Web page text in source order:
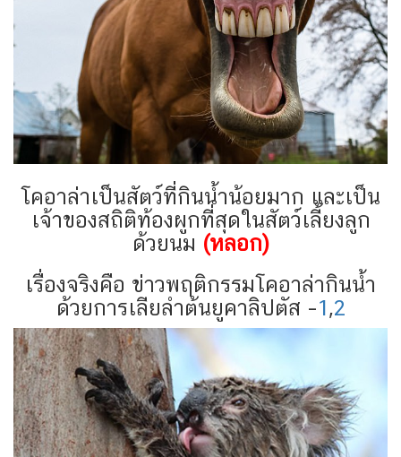
โคอาล่าเป็นสัตว์ที่กินน้ำน้อยมาก และเป็น
เจ้าของสถิติท้องผูกที่สุดในสัตว์เลี้ยงลูก
ด้วยนม (หลอก)
เรื่องจริงคือ ข่าวพฤติกรรมโคอาล่ากินน้ำ
ด้วยการเลียลำต้นยูคาลิปตัส –1,2